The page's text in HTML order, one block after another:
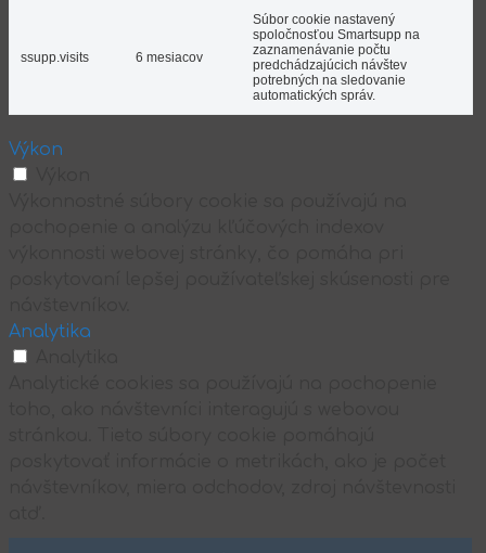
ssupp.visits 6 mesiacov
Súbor cookie nastavený
spoločnosťou Smartsupp na
zaznamenávanie počtu
predchádzajúcich návštev
potrebných na sledovanie
automatických správ.
Výkon
Analytika